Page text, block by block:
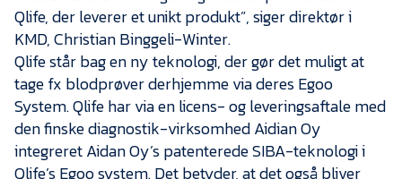
Qlife, der leverer et unikt produkt”, siger direktør i
KMD, Christian Binggeli-Winter.
Qlife står bag en ny teknologi, der gør det muligt at
tage fx blodprøver derhjemme via deres Egoo
System. Qlife har via en licens- og leveringsaftale med
den finske diagnostik-virksomhed Aidian Oy
integreret Aidan Oy’s patenterede SIBA-teknologi i
Qlife’s Egoo system. Det betyder, at det også bliver